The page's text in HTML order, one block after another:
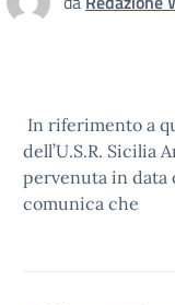
In riferimento a
dell’U.S.R. Sicilia
pervenuta in data
comunica che